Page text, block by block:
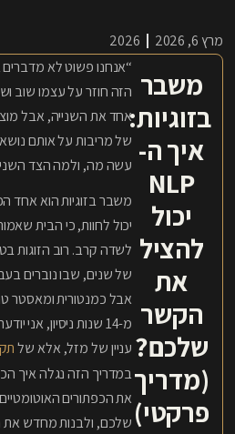
מרץ 6, 2026 2026
משבר
בזוגיות:
איך ה-
NLP
יכול
להציל
את
הקשר
שלכם?
(מדריך
פרקטי)
“אנחנו פשוט לא
הזה חוזר על עצמו שוב
אחד את השנייה, אבל
של מריבות על אותם
עשה מה, ולמה הצד השני
משבר בזוגיות הוא אחד
יכול לחוות, כי הבית
לשדה קרב. רוב הזוגות
של שנים, שבו נוברים
מ-14 שנות ניסיון, אני
עניין של מזל, אלא של
את הכפתורים
שלכם, ולבנות מחדש את